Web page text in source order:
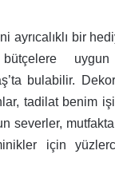
ayrıcalıklı bir
bulabilir.
tadilat benim
severler,
için